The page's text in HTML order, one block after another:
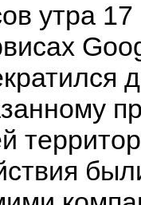
утра